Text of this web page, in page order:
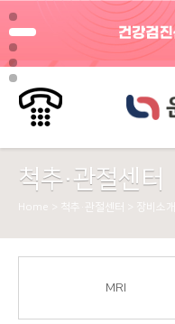
척추·관절센터
Home > 척추·관절센터 > 장비소
MRI